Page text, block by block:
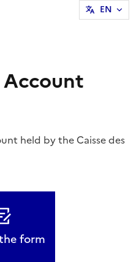
EN
held by the Caisse des
form